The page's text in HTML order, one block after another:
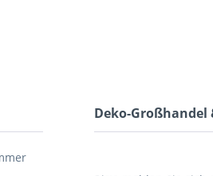
Deko-